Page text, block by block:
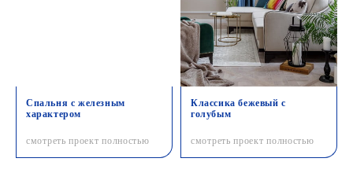
Спальня с железным
характером
смотреть проект полностью
Классика бежевый с
голубым
смотреть проект полностью